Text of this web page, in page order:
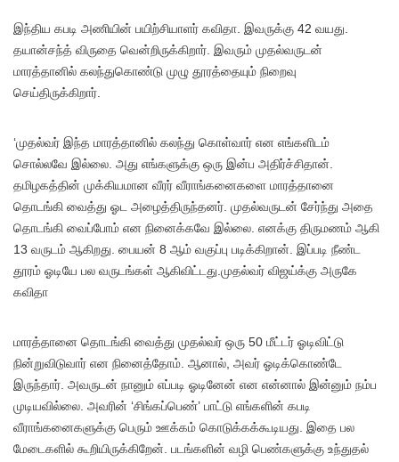
இந்திய கபடி அணியின் பயிற்சியாளர் கவிதா. இவருக்கு 42 வயது.
தயான்சந்த் விருதை வென்றிருக்கிறார். இவரும் முதல்வருடன்
மாரத்தானில் கலந்துகொண்டு முழு தூரத்தையும் நிறைவு
செய்திருக்கிறார்.
‘முதல்வர் இந்த மாரத்தானில் கலந்து கொள்வார் என எங்களிடம்
சொல்லவே இல்லை. அது எங்களுக்கு ஒரு இன்ப அதிர்ச்சிதான்.
தமிழகத்தின் முக்கியமான வீரர் வீராங்கனைகளை மாரத்தானை
தொடங்கி வைத்து ஓட அழைத்திருந்தனர். முதல்வருடன் சேர்ந்து அதை
தொடங்கி வைப்போம் என நினைக்கவே இல்லை. எனக்கு திருமணம் ஆகி
13 வருடம் ஆகிறது. பையன் 8 ஆம் வகுப்பு படிக்கிறான். இப்படி நீண்ட
தூரம் ஓடியே பல வருடங்கள் ஆகிவிட்டது.முதல்வர் விஜய்க்கு அருகே
கவிதா
மாரத்தானை தொடங்கி வைத்து முதல்வர் ஒரு 50 மீட்டர் ஓடிவிட்டு
நின்றுவிடுவார் என நினைத்தோம். ஆனால், அவர் ஓடிக்கொண்டே
இருந்தார். அவருடன் நானும் எப்படி ஓடினேன் என என்னால் இன்னும் நம்ப
முடியவில்லை. அவரின் ‘சிங்கப்பெண்’ பாட்டு எங்களின் கபடி
வீராங்கனைகளுக்கு பெரும் ஊக்கம் கொடுக்கக்கூடியது. இதை பல
மேடைகளில் கூறியிருக்கிறேன். படங்களின் வழி பெண்களுக்கு உந்துதல்